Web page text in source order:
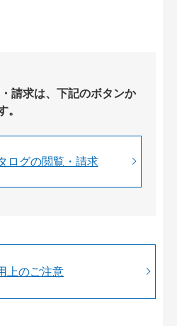
請求は、下記のボタンか
ログの閲覧・請求
上のご注意